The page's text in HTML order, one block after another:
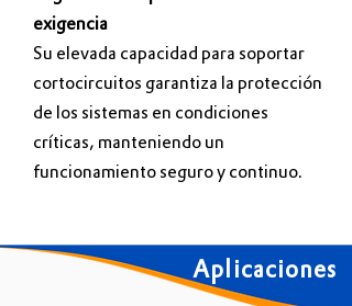
exigencia
Su elevada capacidad para soportar
cortocircuitos garantiza la protección
de los sistemas en condiciones
críticas, manteniendo un
funcionamiento seguro y continuo.
Aplicaciones